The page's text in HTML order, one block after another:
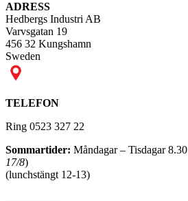
ADRESS
Hedbergs Industri AB
Varvsgatan 19
456 32 Kungshamn
Sweden
TELEFON
Ring 0523 327 22
Sommartider: Måndagar – Tisdagar
17/8)
(lunchstängt 12-13)